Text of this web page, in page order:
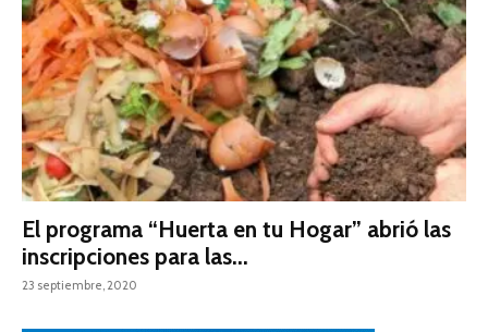
El programa “Huerta en tu Hogar” abrió las
inscripciones para las...
23 septiembre, 2020